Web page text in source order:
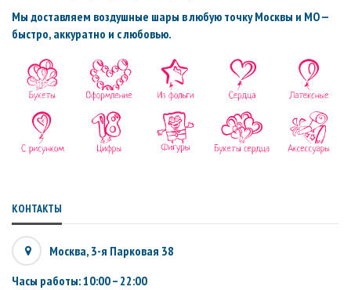
Мы доставляем воздушные шары в любую точку Москвы и МО —
быстро, аккуратно и с любовью.
КОНТАКТЫ
Москва, 3-я Парковая 38
Часы работы: 10:00 – 22:00